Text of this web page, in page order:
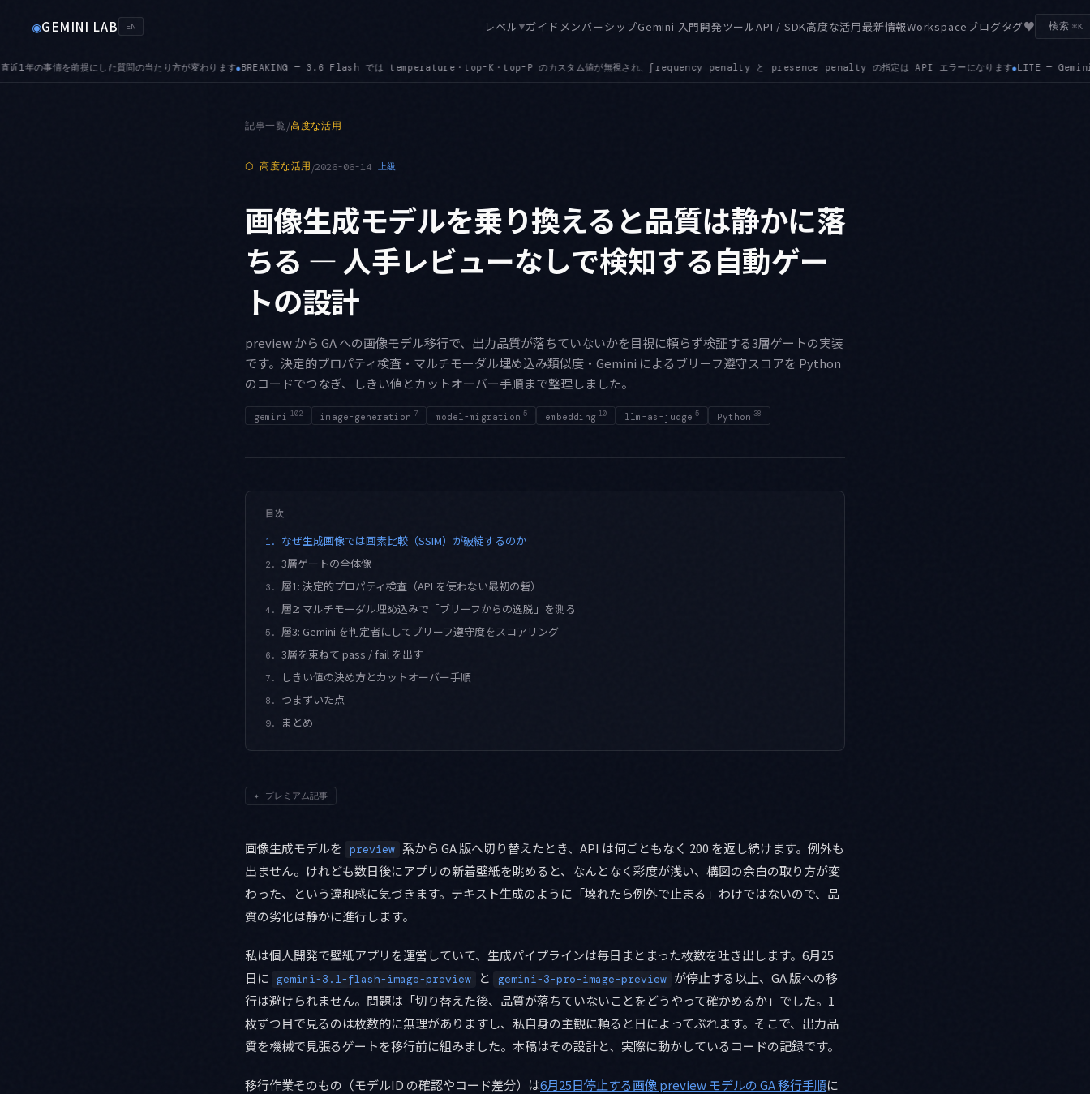
◉GEMINI LAB EN レベル▼ガイド メンバーシップGemini 入門開発ツールAPI / SDK高度な活用最新情報Workspaceブログタグ♥ 検索 ⌘K
— 3.6 Flash では temperature・top-K・top-P のカスタム値が無視され、frequency penalty と presence penalty の指定は API エラーになります●LITE — Gemini 3.5 Flash-Lite が GA になりました。低レイテンシで単価
記事一覧/高度な活用
⬡ 高度な活用/2026-06-14 上級
画像生成モデルを乗り換えると品質は静かに落
ちる — 人手レビューなしで検知する自動ゲー
トの設計
preview から GA への画像モデル移行で、出力品質が落ちていないかを目視に頼らず検証する3層ゲートの実装
です。決定的プロパティ検査・マルチモーダル埋め込み類似度・Gemini によるブリーフ遵守スコアを Python
のコードでつなぎ、しきい値とカットオーバー手順まで整理しました。
gemini 102 image-generation 7 model-migration 5 embedding 10 llm-as-judge 5 Python 38
目次
1. なぜ生成画像では画素比較（SSIM）が破綻するのか
2. 3層ゲートの全体像
3. 層1: 決定的プロパティ検査（API を使わない最初の砦）
4. 層2: マルチモーダル埋め込みで「ブリーフからの逸脱」を測る
5. 層3: Gemini を判定者にしてブリーフ遵守度をスコアリング
6. 3層を束ねて pass / fail を出す
7. しきい値の決め方とカットオーバー手順
8. つまずいた点
9. まとめ
✦ プレミアム記事
画像生成モデルを preview 系から GA 版へ切り替えたとき、API は何ごともなく 200 を返し続けます。例外も
出ません。けれども数日後にアプリの新着壁紙を眺めると、なんとなく彩度が浅い、構図の余白の取り方が変
わった、という違和感に気づきます。テキスト生成のように「壊れたら例外で止まる」わけではないので、品
質の劣化は静かに進行します。
私は個人開発で壁紙アプリを運営していて、生成パイプラインは毎日まとまった枚数を吐き出します。6月25
日に gemini-3.1-flash-image-preview と gemini-3-pro-image-preview が停止する以上、GA 版への移
行は避けられません。問題は「切り替えた後、品質が落ちていないことをどうやって確かめるか」でした。1
枚ずつ目で見るのは枚数的に無理がありますし、私自身の主観に頼ると日によってぶれます。そこで、出力品
質を機械で見張るゲートを移行前に組みました。本稿はその設計と、実際に動かしているコードの記録です。
移行作業そのもの（モデルID の確認やコード差分）は6月25日停止する画像 preview モデルの GA 移行手順に